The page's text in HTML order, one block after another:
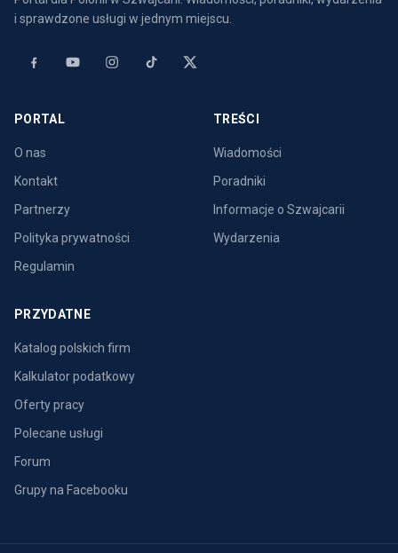
i sprawdzone usługi w jednym miejscu.
PORTAL
O nas
Kontakt
Partnerzy
Polityka prywatności
Regulamin
TREŚCI
Wiadomości
Poradniki
Informacje o Szwajcarii
Wydarzenia
PRZYDATNE
Katalog polskich firm
Kalkulator podatkowy
Oferty pracy
Polecane usługi
Forum
Grupy na Facebooku